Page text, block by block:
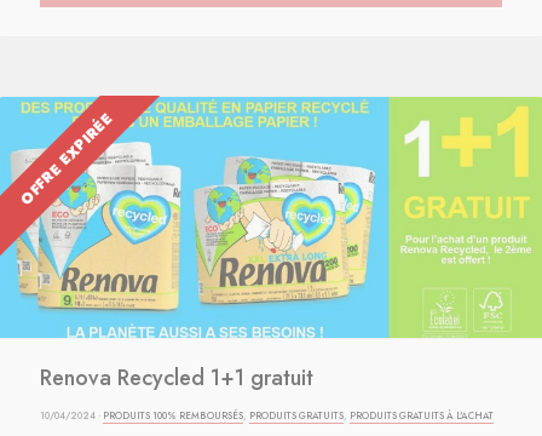
OFFRE EXPIRÉE
Renova Recycled 1+1 gratuit
10/04/2024 · PRODUITS 100% REMBOURSÉS, PRODUITS GRATUITS, PRODUITS GRATUITS À L'ACHAT